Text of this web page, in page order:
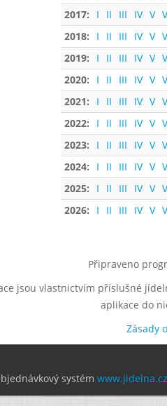
2017:
I II III IV V
2018:
I II III IV V
2019:
I II III IV V
2020:
I II III IV V
2021:
I II III IV V
2022:
I II III IV V
2023:
I II III IV V
2024:
I II III IV V
2025:
I II III IV V
2026:
I II III IV V
Připraveno
jsou vlastnictvím příslušné
aplikace do
Zásady
systém www.jidelna.cz